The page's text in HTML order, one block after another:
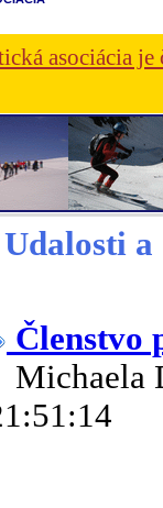
asociácia
Udalosti a
Členstvo